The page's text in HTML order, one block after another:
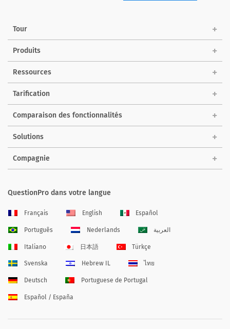
Tour
Produits
Ressources
Tarification
Comparaison des fonctionnalités
Solutions
Compagnie
QuestionPro dans votre langue
Français English Español
Português Nederlands العربية
Italiano 日本語 Türkçe
Svenska Hebrew IL ไทย
Deutsch Portuguese de Portugal
Español / España